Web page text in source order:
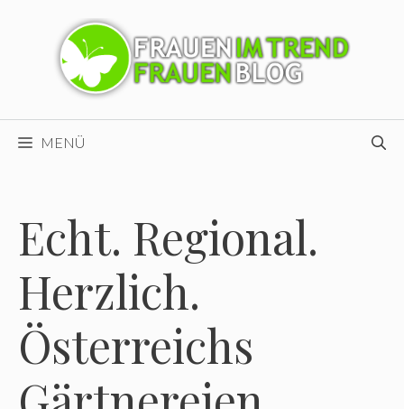
MENÜ
Echt. Regional.
Herzlich.
Österreichs